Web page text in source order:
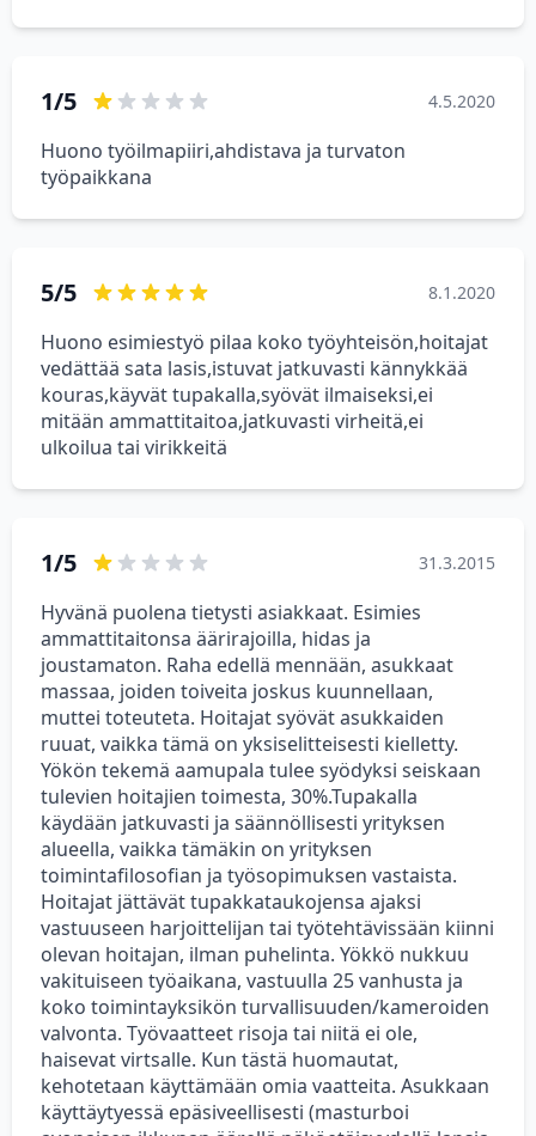
1/5 4.5.2020
Huono työilmapiiri,ahdistava ja turvaton
työpaikkana
5/5 8.1.2020
Huono esimiestyö pilaa koko työyhteisön,hoitajat
vedättää sata lasis,istuvat jatkuvasti kännykkää
kouras,käyvät tupakalla,syövät ilmaiseksi,ei
mitään ammattitaitoa,jatkuvasti virheitä,ei
ulkoilua tai virikkeitä
1/5 31.3.2015
Hyvänä puolena tietysti asiakkaat. Esimies
ammattitaitonsa äärirajoilla, hidas ja
joustamaton. Raha edellä mennään, asukkaat
massaa, joiden toiveita joskus kuunnellaan,
muttei toteuteta. Hoitajat syövät asukkaiden
ruuat, vaikka tämä on yksiselitteisesti kielletty.
Yökön tekemä aamupala tulee syödyksi seiskaan
tulevien hoitajien toimesta, 30%.Tupakalla
käydään jatkuvasti ja säännöllisesti yrityksen
alueella, vaikka tämäkin on yrityksen
toimintafilosofian ja työsopimuksen vastaista.
Hoitajat jättävät tupakkataukojensa ajaksi
vastuuseen harjoittelijan tai työtehtävissään kiinni
olevan hoitajan, ilman puhelinta. Yökkö nukkuu
vakituiseen työaikana, vastuulla 25 vanhusta ja
koko toimintayksikön turvallisuuden/kameroiden
valvonta. Työvaatteet risoja tai niitä ei ole,
haisevat virtsalle. Kun tästä huomautat,
kehotetaan käyttämään omia vaatteita. Asukkaan
käyttäytyessä epäsiveellisesti (masturboi